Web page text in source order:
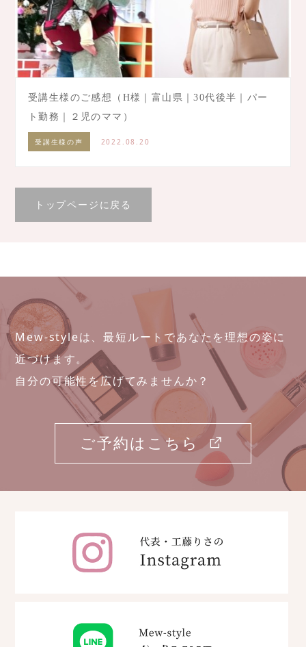
受講生様のご感想（H様｜富山県｜30代後半｜パー
ト勤務｜２児のママ）
受講生様の声 2022.08.20
トップページに戻る
Mew-styleは、最短ルートであなたを理想の姿に
近づけます。
自分の可能性を広げてみませんか？
ご予約はこちら